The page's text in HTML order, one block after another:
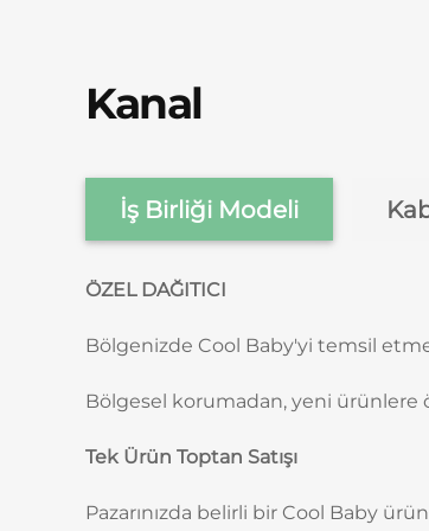
Kanal
İş Birliği Modeli
ÖZEL DAĞITICI
Bölgenizde Cool Baby'yi temsil
Bölgesel korumadan, yeni ürünlere
Tek Ürün Toptan Satışı
Pazarınızda belirli bir Cool Baby